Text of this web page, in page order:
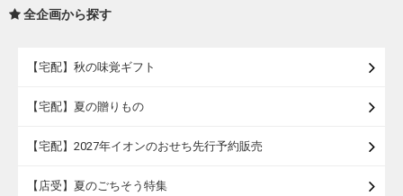
全企画から探す
【宅配】秋の味覚ギフト
【宅配】夏の贈りもの
【宅配】2027年イオンのおせち先行予約販売
【店受】夏のごちそう特集